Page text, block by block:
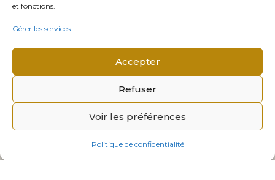
et fonctions.
Gérer les services
Accepter
Refuser
Voir les préférences
Politique de confidentialité
© 2026 Mémorial Alsace-Moselle. Tous droits réservés.
Mentions légales
Politique de confidentialité